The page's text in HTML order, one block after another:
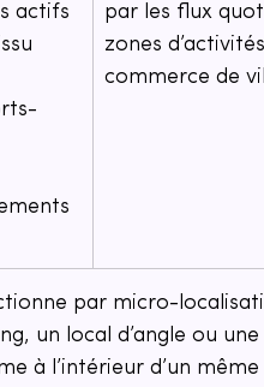
actifs
par les flux
zones
commerce de
par micro-
un local d’angle ou
à l’intérieur d’un